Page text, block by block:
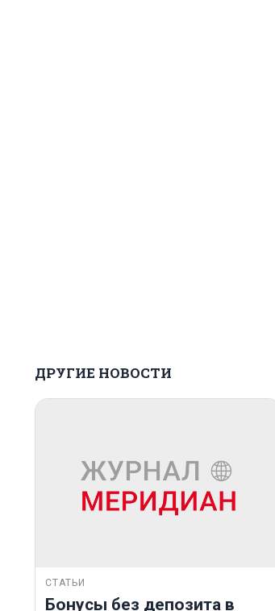
ДРУГИЕ НОВОСТИ
СТАТЬИ
Бонусы без депозита в